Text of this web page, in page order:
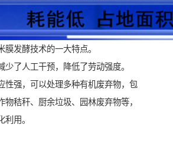
膜发酵技术的一大特点。
少了人工干预，降低了劳动强度。
性强，可以处理多种有机废弃物，包
物秸秆、厨余垃圾、园林废弃物等，
利用。